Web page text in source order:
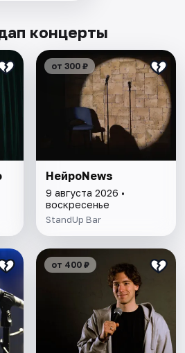
концерты
от 300 ₽
НейроNews
9 августа 2026 •
воскресенье
StandUp Bar
от 400 ₽